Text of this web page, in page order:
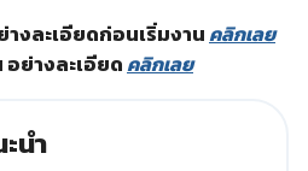
างละเอียดก่อนเริ่มงานคลิกเลย
อย่างละเอียดคลิกเลย
นำ